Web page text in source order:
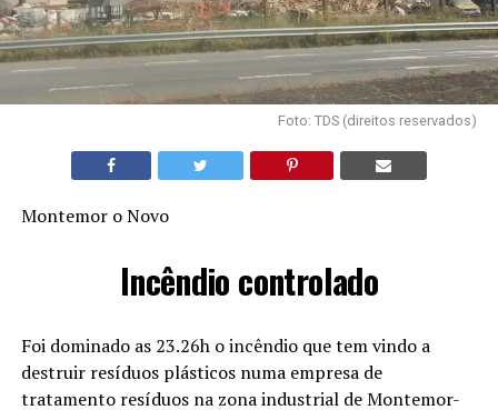
Foto: TDS (direitos reservados)
Montemor o Novo
Incêndio controlado
Foi dominado as 23.26h o incêndio que tem vindo a
destruir resíduos plásticos numa empresa de
tratamento resíduos na zona industrial de Montemor-